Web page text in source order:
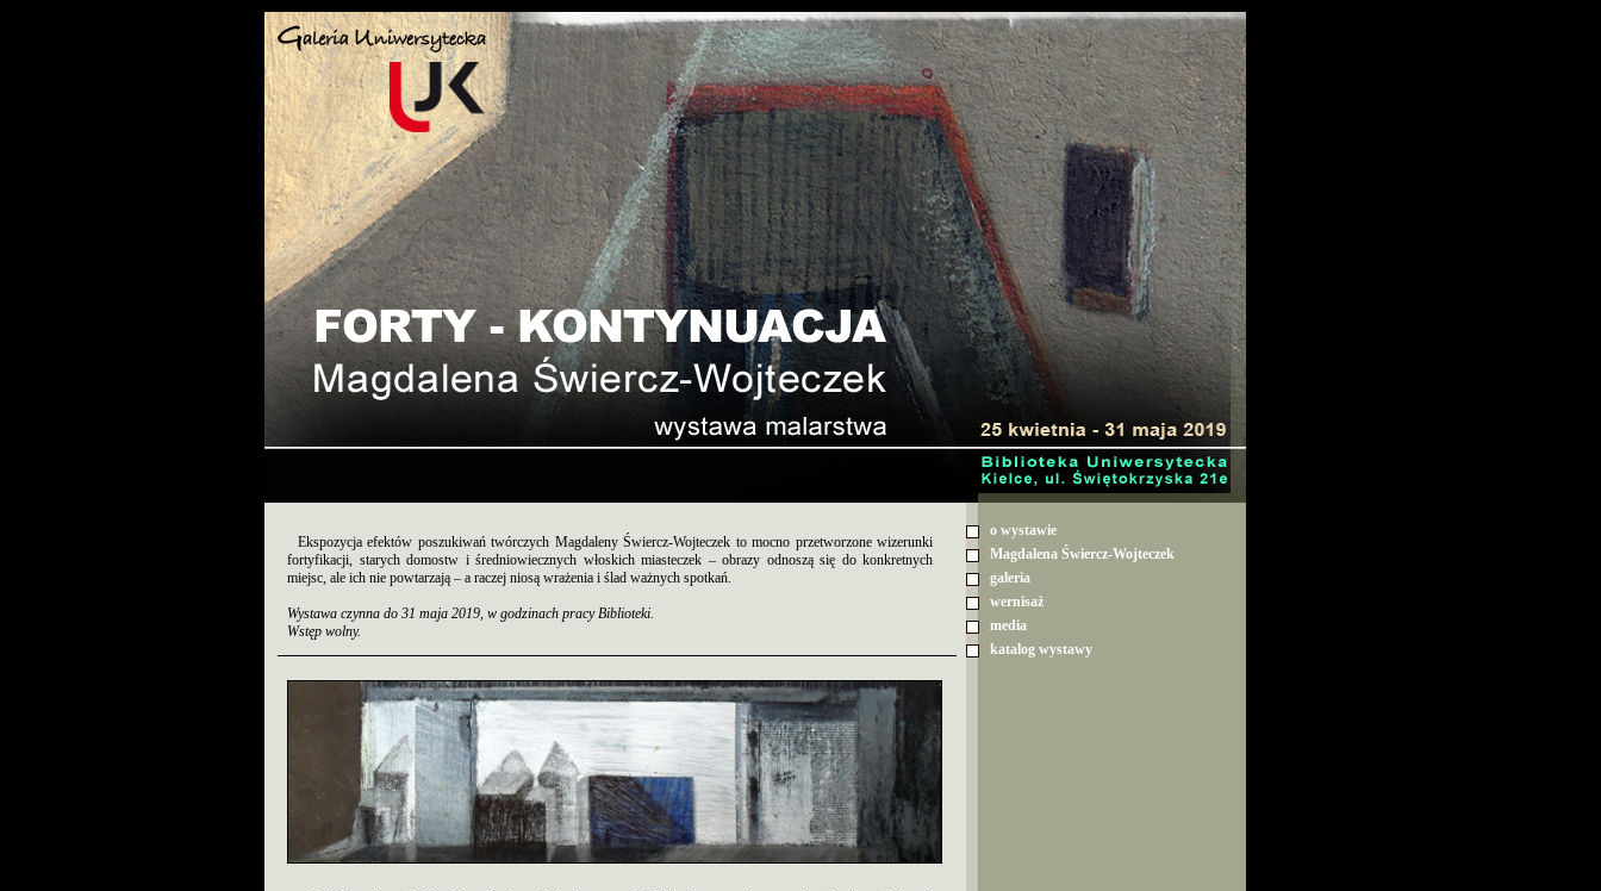
Ekspozycja efektów poszukiwań twórczych Magdaleny Świercz-Wojteczek to mocno przetworzone wizerunki
fortyfikacji, starych domostw i średniowiecznych włoskich miasteczek – obrazy odnoszą się do konkretnych
miejsc, ale ich nie powtarzają – a raczej niosą wrażenia i ślad ważnych spotkań.
Wystawa czynna do 31 maja 2019, w godzinach pracy Biblioteki.
Wstęp wolny.
o wystawie
Magdalena Świercz-Wojteczek
galeria
wernisaż
media
katalog wystawy